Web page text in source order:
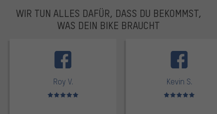
WIR TUN ALLES DAFÜR, DASS DU BEKOMMST,
WAS DEIN BIKE BRAUCHT
Roy V.
Bewertungen: 5 von 5
Kevin S.
Bewertungen: 5 von 5